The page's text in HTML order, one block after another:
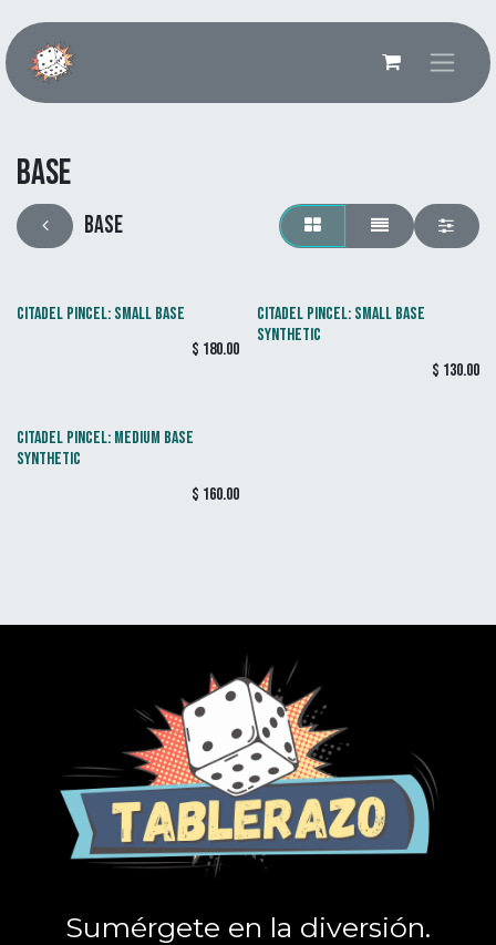
Base
Base
CITADEL PINCEL: SMALL BASE
$ 180.00
CITADEL PINCEL: SMALL BASE
SYNTHETIC
$ 130.00
CITADEL PINCEL: MEDIUM BASE
SYNTHETIC
$ 160.00
Sumérgete en la diversión.